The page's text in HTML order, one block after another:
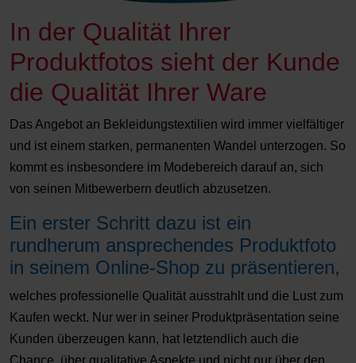
In der Qualität Ihrer
Produktfotos sieht der Kunde
die Qualität Ihrer Ware
Das Angebot an Bekleidungstextilien wird immer vielfältiger
und ist einem starken, permanenten Wandel unterzogen. So
kommt es insbesondere im Modebereich darauf an, sich
von seinen Mitbewerbern deutlich abzusetzen.
Ein erster Schritt dazu ist ein
rundherum ansprechendes Produktfoto
in seinem Online-Shop zu präsentieren,
welches professionelle Qualität ausstrahlt und die Lust zum
Kaufen weckt. Nur wer in seiner Produktpräsentation seine
Kunden überzeugen kann, hat letztendlich auch die